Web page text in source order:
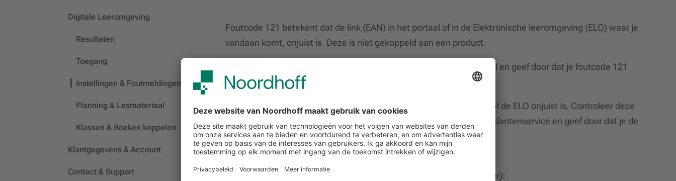
Digitale Leeromgeving
Resultaten
Toegang
Instellingen & Foutmeldingen
Planning & Lesmateriaal
Klassen & Boeken koppelen
Klantgegevens & Account
Contact & Support
Foutcode 121 betekent dat de link (EAN) in het portaal of in de Elektronische leeromgeving (ELO) waar je
vandaan komt, onjuist is. Deze is niet gekoppeld aan een product.
Neem contact op met je docent of de ICT-coördinator op jouw school en geef door dat je foutcode 121
kreeg.
Ben je ICT-coördinator? Het kan zijn dat de link (EAN) in het portaal of de ELO onjuist is. Controleer deze
link. Lost dit het probleem niet op? Neem dan contact op met onze klantenservice en geef door dat je de
foutcode 121 kreeg.
Onze klantenservice staat voor je klaar (werkdagen 08.00 – 17.00 uur):